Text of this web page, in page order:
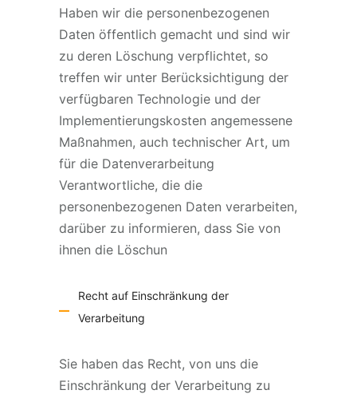
Haben wir die personenbezogenen
Daten öffentlich gemacht und sind wir
zu deren Löschung verpflichtet, so
treffen wir unter Berücksichtigung der
verfügbaren Technologie und der
Implementierungskosten angemessene
Maßnahmen, auch technischer Art, um
für die Datenverarbeitung
Verantwortliche, die die
personenbezogenen Daten verarbeiten,
darüber zu informieren, dass Sie von
ihnen die Löschun
Recht auf Einschränkung der
Verarbeitung
Sie haben das Recht, von uns die
Einschränkung der Verarbeitung zu